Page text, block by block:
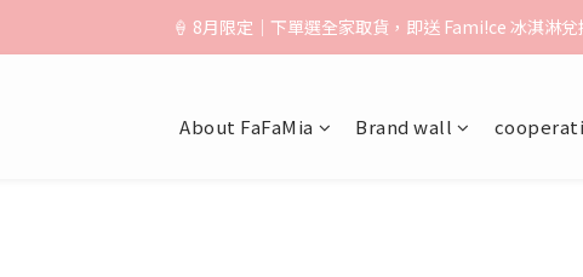
🚚【運費公告】：超取（先付款）$1000免運｜貨到付款/
🍦 8月限定｜下單選全家取貨，即送 Fami!ce 冰淇淋
🚚【運費公告】：超取（先付款）$1000免運｜貨到付款
About FaFaMia Brand wall